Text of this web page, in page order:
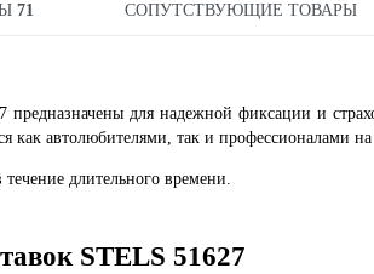
71 СОПУТСТВУЮЩИЕ ТОВАРЫ
для надежной фиксации и
как автолюбителями, так и профессионалами
длительного времени.
STELS 51627